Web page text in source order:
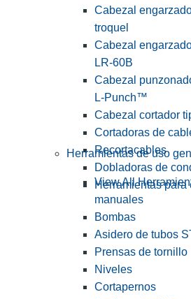
Cabezal
troquel
Cabezal
LR-60B
Cabezal
L-Punch™
Cabezal cortador
Cortadoras de
Recortacables
Dobladoras de
Herramientas
Herramientas de uso
View All
manuales
Bombas
Asidero de tubos
Prensas de tornillo
Niveles
Cortapernos